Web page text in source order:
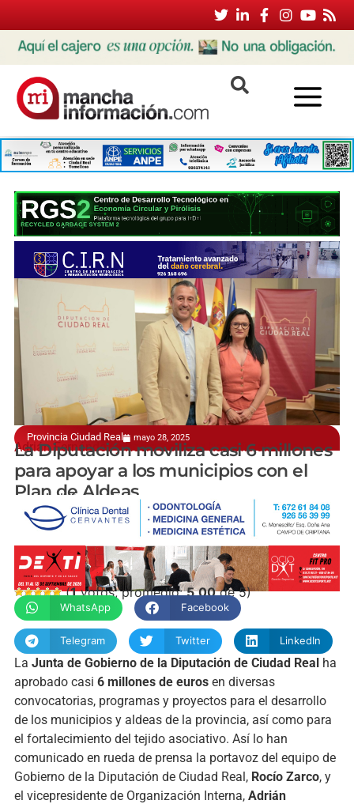
Provincia Ciudad Real mayo 28, 2025
Adrián Fernández y Rocío Zarco lo han oficializado
La Diputación moviliza casi 6 millones
para apoyar a los municipios con el
Plan de Aldeas
manchainformacion.com
(1votos, promedio:5,00de 5)
WhatsApp Facebook
Telegram Twitter LinkedIn
La Junta de Gobierno de la Diputación de Ciudad Realha
aprobado casi 6 millones de eurosen diversas
convocatorias, programas y proyectos para el desarrollo
de los municipios y aldeas de la provincia, así como para
el fortalecimiento del tejido asociativo. Así lo han
comunicado en rueda de prensa la portavoz del equipo de
Gobierno de la Diputación de Ciudad Real, Rocío Zarco, y
el vicepresidente de Organización Interna, Adrián